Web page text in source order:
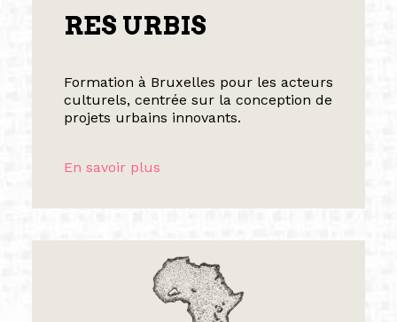
RES URBIS
Formation à Bruxelles pour les acteurs
culturels, centrée sur la conception de
projets urbains innovants.
En savoir plus